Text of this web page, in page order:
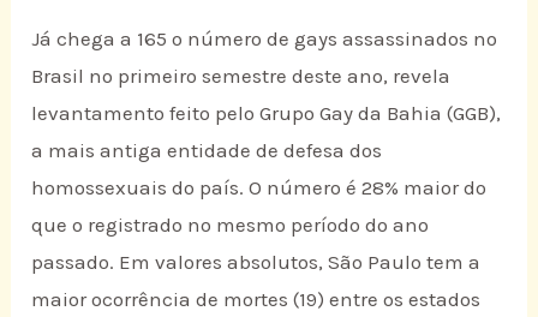
Já chega a 165 o número de gays assassinados no
Brasil no primeiro semestre deste ano, revela
levantamento feito pelo Grupo Gay da Bahia (GGB),
a mais antiga entidade de defesa dos
homossexuais do país. O número é 28% maior do
que o registrado no mesmo período do ano
passado. Em valores absolutos, São Paulo tem a
maior ocorrência de mortes (19) entre os estados